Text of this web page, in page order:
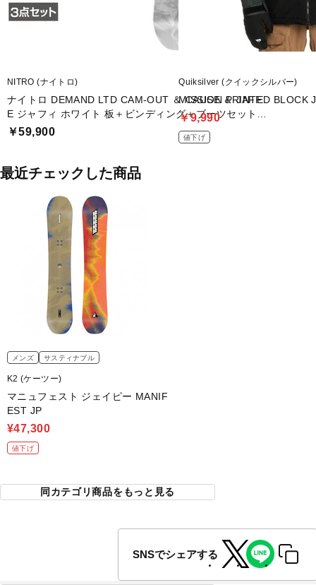
NITRO (ナイトロ)
ナイトロ DEMAND LTD CAM-OUT ＆ CAUSE ＆ JAFF
E ジャフィ ホワイト 板＋ビンディング＋ブーツセット 3
点セット
￥59,900
Quiksilver (クイックシルバー)
MISSION PRINTED BLOCK
￥9,990
値下げ
最近チェックした商品
メンズ サスティナブル
K2 (ケーツー)
マニュフェスト ジェイピー MANIF
EST JP
¥47,300
値下げ
同カテゴリ商品をもっと見る
SNSでシェアする